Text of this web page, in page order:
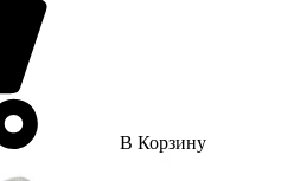
В Корзину